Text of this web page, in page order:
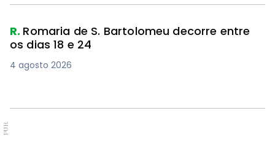
R. Romaria de S. Bartolomeu decorre entre
os dias 18 e 24
4 agosto 2026
PUB.